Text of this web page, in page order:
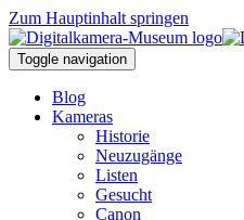
Zum Hauptinhalt springen
Toggle navigation
Blog
Kameras
Historie
Neuzugänge
Listen
Gesucht
Canon